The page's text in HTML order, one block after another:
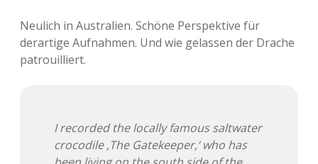
Neulich in Australien. Schöne Perspektive für
derartige Aufnahmen. Und wie gelassen der Drache
patrouilliert.
I recorded the locally famous saltwater
crocodile ‚The Gatekeeper,‘ who has